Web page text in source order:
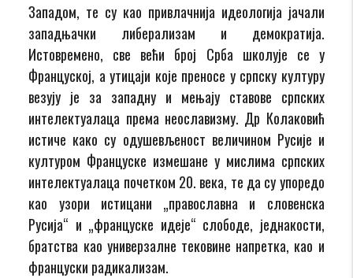
Западом, те су као привлачнија идеологија јачали
западњачки либерализам и демократија.
Истовремено, све већи број Срба школује се у
Француској, а утицаји које преносе у српску културу
везују је за западну и мењају ставове српских
интелектуалаца према неославизму. Др Колаковић
истиче како су одушевљеност величином Русије и
културом Француске измешане у мислима српских
интелектуалаца почетком 20. века, те да су упоредо
као узори истицани „православна и словенска
Русија“ и „француске идеје“ слободе, једнакости,
братства као универзалне тековине напретка, као и
француски радикализам.